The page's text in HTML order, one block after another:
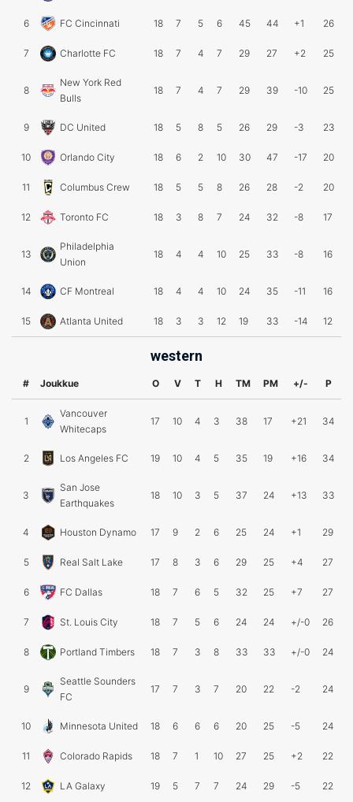
6 FC Cincinnati 18 7 5 6 45 44 +1 26
7 Charlotte FC 18 7 4 7 29 27 +2 25
8
New York Red
Bulls
18 7 4 7 29 39 -10 25
9 DC United 18 5 8 5 26 29 -3 23
10 Orlando City 18 6 2 10 30 47 -17 20
11 Columbus Crew 18 5 5 8 26 28 -2 20
12 Toronto FC 18 3 8 7 24 32 -8 17
13
Philadelphia
Union
18 4 4 10 25 33 -8 16
14 CF Montreal 18 4 4 10 24 35 -11 16
15 Atlanta United 18 3 3 12 19 33 -14 12
western
# Joukkue O V T H TM PM +/- P
1
Vancouver
Whitecaps
17 10 4 3 38 17 +21 34
2 Los Angeles FC 19 10 4 5 35 19 +16 34
3
San Jose
Earthquakes
18 10 3 5 37 24 +13 33
4 Houston Dynamo 17 9 2 6 25 24 +1 29
5 Real Salt Lake 17 8 3 6 29 25 +4 27
6 FC Dallas 18 7 6 5 32 25 +7 27
7 St. Louis City 18 7 5 6 24 24 +/-0 26
8 Portland Timbers 18 7 3 8 33 33 +/-0 24
9
Seattle Sounders
FC
17 7 3 7 20 22 -2 24
10 Minnesota United 18 6 6 6 20 25 -5 24
11 Colorado Rapids 18 7 1 10 27 25 +2 22
12 LA Galaxy 19 5 7 7 24 29 -5 22